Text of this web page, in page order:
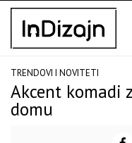
Skip
content
TRENDOVI I NOVITETI
Akcent komadi
domu